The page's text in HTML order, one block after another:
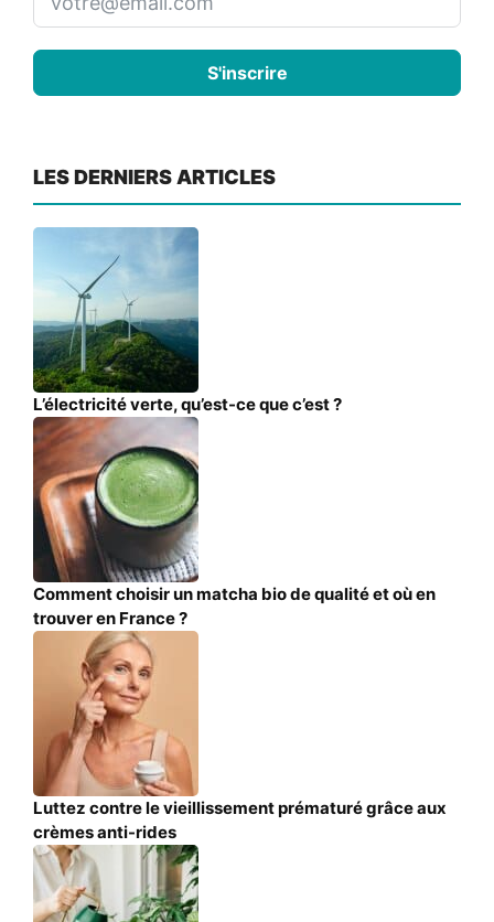
S'inscrire
LES DERNIERS ARTICLES
L’électricité verte, qu’est-ce que c’est ?
Comment choisir un matcha bio de qualité et où en
trouver en France ?
Luttez contre le vieillissement prématuré grâce aux
crèmes anti-rides